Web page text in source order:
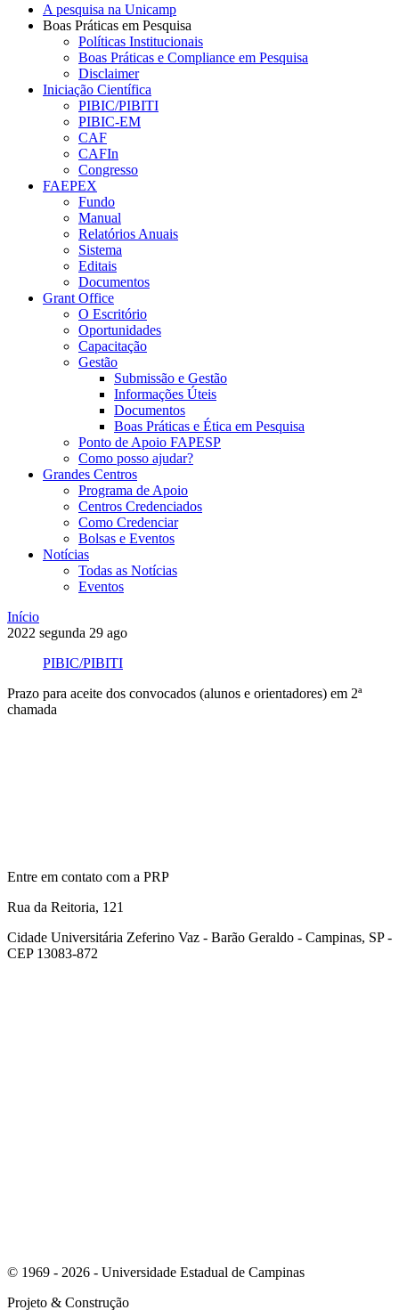
A pesquisa na Unicamp
Boas Práticas em Pesquisa
Políticas Institucionais
Boas Práticas e Compliance em Pesquisa
Disclaimer
Iniciação Científica
PIBIC/PIBITI
PIBIC-EM
CAF
CAFIn
Congresso
FAEPEX
Fundo
Manual
Relatórios Anuais
Sistema
Editais
Documentos
Grant Office
O Escritório
Oportunidades
Capacitação
Gestão
Submissão e Gestão
Informações Úteis
Documentos
Boas Práticas e Ética em Pesquisa
Ponto de Apoio FAPESP
Como posso ajudar?
Grandes Centros
Programa de Apoio
Centros Credenciados
Como Credenciar
Bolsas e Eventos
Notícias
Todas as Notícias
Eventos
Início
2022 segunda 29 ago
PIBIC/PIBITI
Prazo para aceite dos convocados (alunos e orientadores) em 2ª
chamada
Entre em contato com a PRP
Rua da Reitoria, 121
Cidade Universitária Zeferino Vaz - Barão Geraldo - Campinas, SP -
CEP 13083-872
© 1969 - 2026 - Universidade Estadual de Campinas
Projeto & Construção